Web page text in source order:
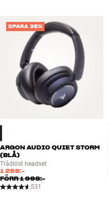
Företag
SPARA 35%
ARGON AUDIO QUIET STORM
(BLÅ)
Trådlöst headset
1 298:-
FÖRR1 998:-
531